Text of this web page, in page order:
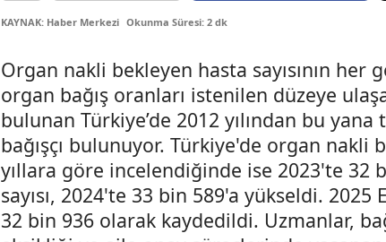
KAYNAK: Haber Merkezi Okunma Süresi: 2 dk
Organ nakli bekleyen hasta sayısının her
organ bağış oranları istenilen düzeye
bulunan Türkiye’de 2012 yılından bu
bağışçı bulunuyor. Türkiye'de organ nakli
yıllara göre incelendiğinde ise 2023'te 32
sayısı, 2024'te 33 bin 589'a yükseldi. 2025
32 bin 936 olarak kaydedildi. Uzmanlar,